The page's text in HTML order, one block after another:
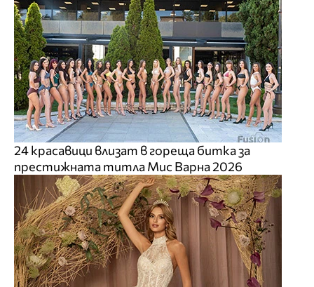
24 красавици влизат в гореща битка за
престижната титла Мис Варна 2026